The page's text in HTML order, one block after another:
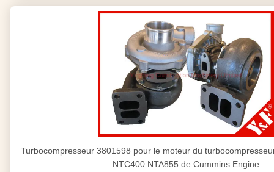
Turbocompresseur 3801598 pour le moteur du
NTC400 NTA855 de Cummins Engine